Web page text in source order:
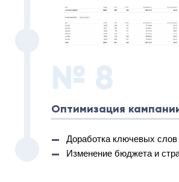
№ 8
Оптимизация
Доработка ключевых
Изменение бюджета и